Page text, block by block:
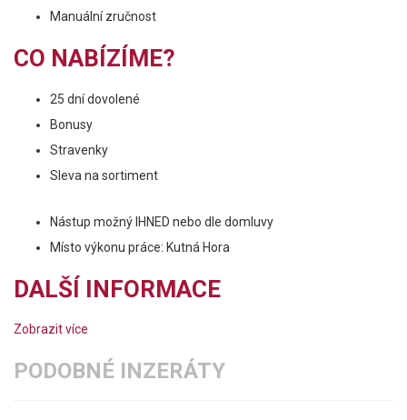
Manuální zručnost
CO NABÍZÍME?
25 dní dovolené
Bonusy
Stravenky
Sleva na sortiment
Nástup možný IHNED nebo dle domluvy
Místo výkonu práce: Kutná Hora
DALŠÍ INFORMACE
Zobrazit více
PODOBNÉ INZERÁTY